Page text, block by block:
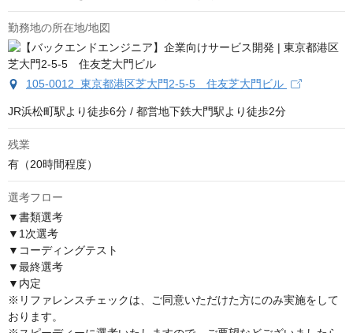
勤務地の所在地/地図
105-0012 東京都港区芝大門2-5-5 住友芝大門ビル
JR浜松町駅より徒歩6分 / 都営地下鉄大門駅より徒歩2分
残業
有（20時間程度）
選考フロー
▼書類選考
▼1次選考
▼コーディングテスト
▼最終選考
▼内定
※リファレンスチェックは、ご同意いただけた方にのみ実施をして
おります。